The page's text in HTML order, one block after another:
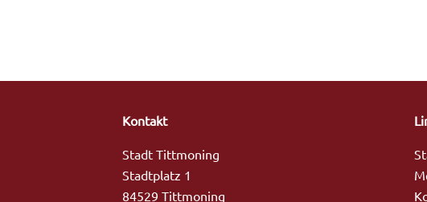
Kontakt
Stadt Tittmoning
Stadtplatz 1
84529 Tittmoning